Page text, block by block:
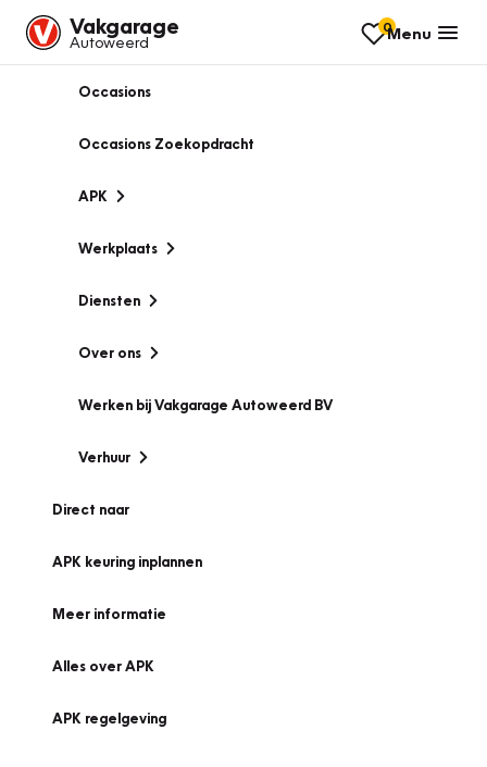
Vakgarage
Autoweerd
0Menu
Occasions
Occasions Zoekopdracht
APK
Werkplaats
Diensten
Over ons
Werken bij Vakgarage Autoweerd BV
Verhuur
Direct naar
APK keuring inplannen
Meer informatie
Alles over APK
APK regelgeving